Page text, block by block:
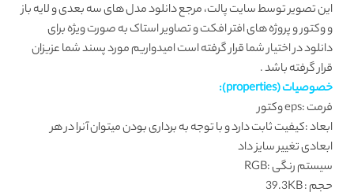
این تصویر توسطسایت پالت، مرجع دانلود مدل های سه بعدی و لایه باز
و وکتور و پروژه های افتر افکت و تصاویر استاک به صورت ویژه برای
دانلود در اختیار شما قرار گرفته است امیدواریم مورد پسند شما عزیزان
قرار گرفته باشد .
خصوصیات (properties):
فرمت :eps وکتور
ابعاد :کیفیت ثابت دارد و با توجه به برداری بودن میتوان آنرا در هر
ابعادی تغییر سایز داد
سیستم رنگی :RGB
حجم : 39.3KB